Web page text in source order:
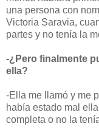
una persona con
Victoria Saravia,
partes y no tenía la
-¿Pero finalmente
ella?
-Ella me llamó y me
había estado mal
completa o no la